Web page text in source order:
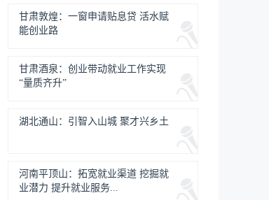
甘肃敦煌：一窗申请贴息贷 活水赋
能创业路
甘肃酒泉：创业带动就业工作实现
“量质齐升”
湖北通山：引智入山城 聚才兴乡土
河南平顶山：拓宽就业渠道 挖掘就
业潜力 提升就业服务...